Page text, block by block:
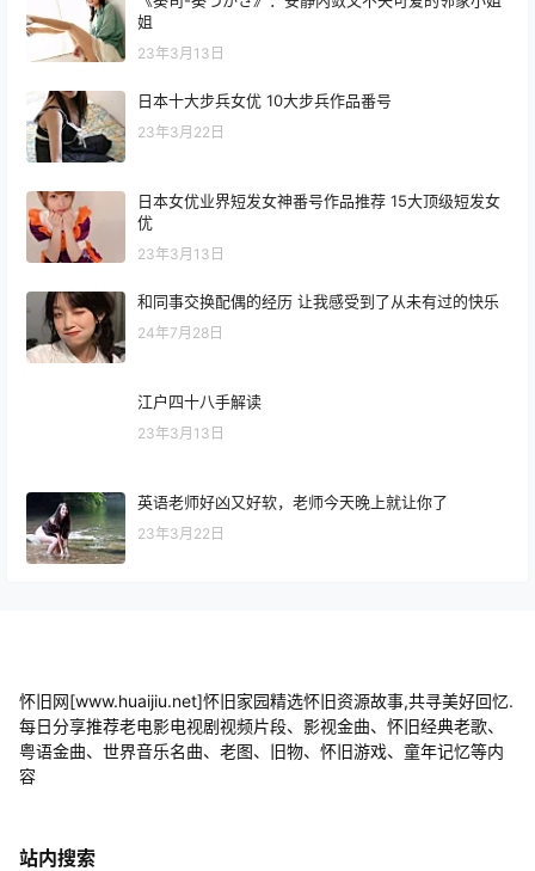
姐
23年3月13日
日本十大步兵女优 10大步兵作品番号
23年3月22日
日本女优业界短发女神番号作品推荐 15大顶级短发女
优
23年3月13日
和同事交换配偶的经历 让我感受到了从未有过的快乐
24年7月28日
江户四十八手解读
23年3月13日
英语老师好凶又好软，老师今天晚上就让你了
23年3月22日
怀旧网[www.huaijiu.net]怀旧家园精选怀旧资源故事,共寻美好回忆.
每日分享推荐老电影电视剧视频片段、影视金曲、怀旧经典老歌、
粤语金曲、世界音乐名曲、老图、旧物、怀旧游戏、童年记忆等内
容
站内搜索